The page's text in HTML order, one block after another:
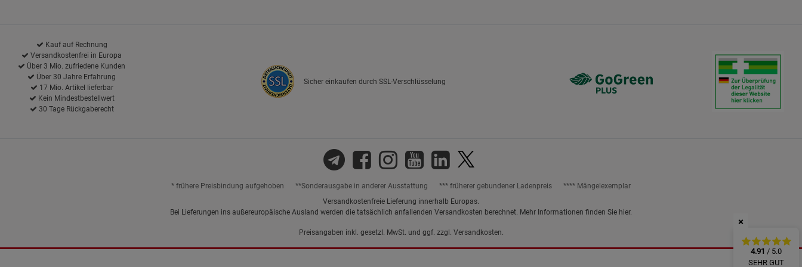
×
4.91 / 5.0
SEHR GUT
Kauf auf Rechnung
Versandkostenfrei in Europa
Über 3 Mio. zufriedene Kunden
Über 30 Jahre Erfahrung
17 Mio. Artikel lieferbar
Kein Mindestbestellwert
30 Tage Rückgaberecht
Sicher einkaufen durch SSL-Verschlüsselung
* frühere Preisbindung aufgehoben **Sonderausgabe in anderer Ausstattung *** früherer gebundener Ladenpreis
**** Mängelexemplar
Versandkostenfreie Lieferung innerhalb Europas.
Bei Lieferungen ins außereuropäische Ausland werden die tatsächlich anfallenden Versandkosten berechnet. Mehr Informationen finden Sie hier.
Preisangaben inkl. gesetzl. MwSt. und ggf. zzgl. Versandkosten.